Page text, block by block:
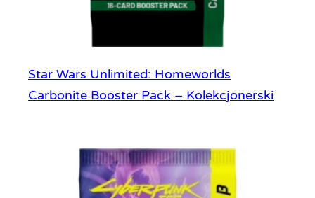
Star Wars Unlimited: Homeworlds
Carbonite Booster Pack – Kolekcjonerski